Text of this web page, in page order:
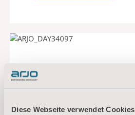
Diese Webseite verwendet Cookies